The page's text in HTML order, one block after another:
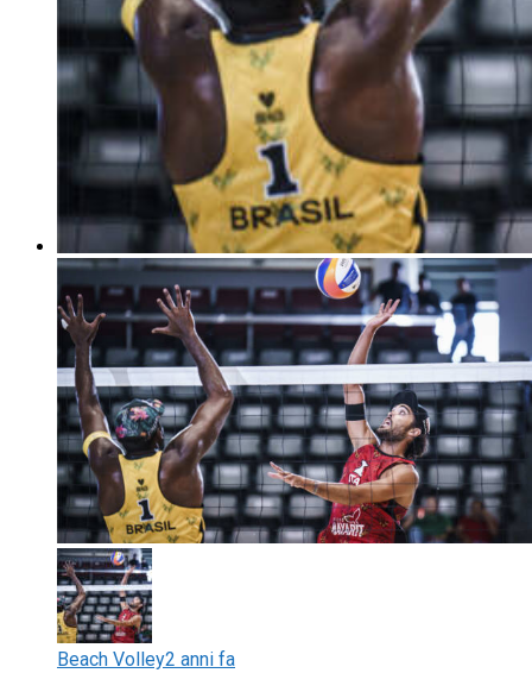
Beach Volley2 anni fa